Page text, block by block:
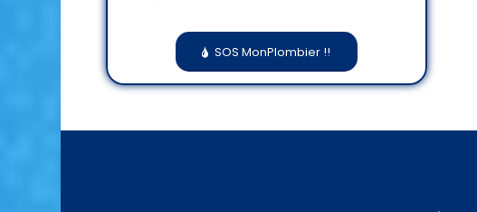
SOS MonPlombier !!